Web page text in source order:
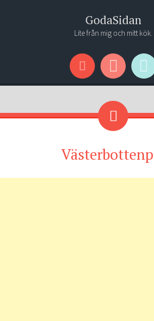
GodaSidan
Lite från mig och mitt kök.
Menu
Widgets
Search